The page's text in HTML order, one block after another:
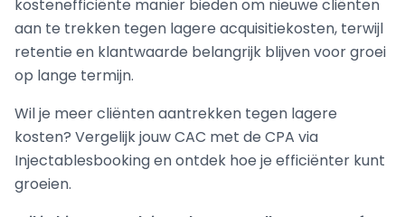
kostenefficiënte manier bieden om nieuwe cliënten
aan te trekken tegen lagere acquisitiekosten, terwijl
retentie en klantwaarde belangrijk blijven voor groei
op lange termijn.
Wil je meer cliënten aantrekken tegen lagere
kosten? Vergelijk jouw CAC met de CPA via
Injectablesbooking en ontdek hoe je efficiënter kunt
groeien.